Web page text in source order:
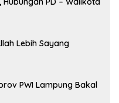
Lebih Sayang
PWI Lampung Bakal